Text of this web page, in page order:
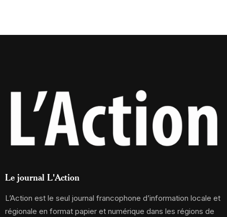
Le journal L'Action
L’Action est le seul journal francophone d’information locale et
régionale en format papier et numérique dans les régions de